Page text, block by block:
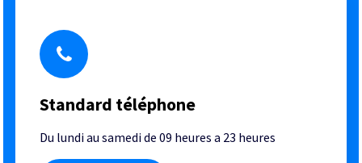
Standard téléphone
Du lundi au samedi de 09 heures a 23 heures